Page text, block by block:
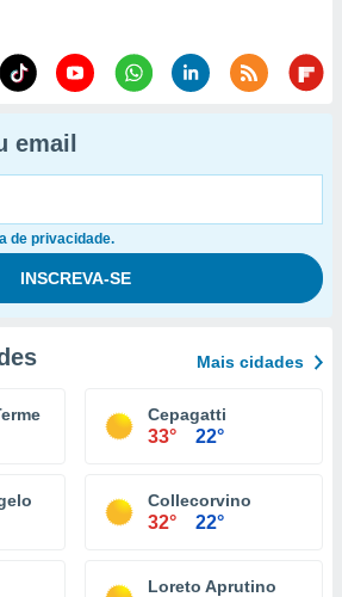
email
de privacidade.
Mais cidades
Cepagatti
33° 22°
Collecorvino
32° 22°
Loreto Aprutino